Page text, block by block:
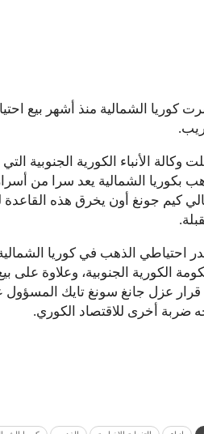
كوريا الشمالية منذ أشهر بيع
وكالة الأنباء الكورية الجنوبية
بكوريا الشمالية يعد سرا من
كيم جونغ أون يخرق هذه القاعدة
الكورية الجنوبية، وعلاوة على
عزل جانغ سونغ تايك المسؤول
ضربة أخرى للاقتصاد الكوري.